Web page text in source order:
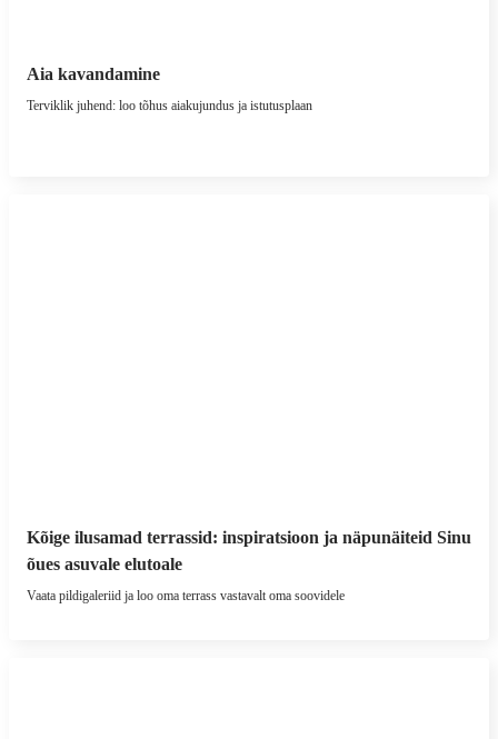
Aia kavandamine
Terviklik juhend: loo tõhus aiakujundus ja istutusplaan
Kõige ilusamad terrassid: inspiratsioon ja näpunäiteid Sinu
õues asuvale elutoale
Vaata pildigaleriid ja loo oma terrass vastavalt oma soovidele